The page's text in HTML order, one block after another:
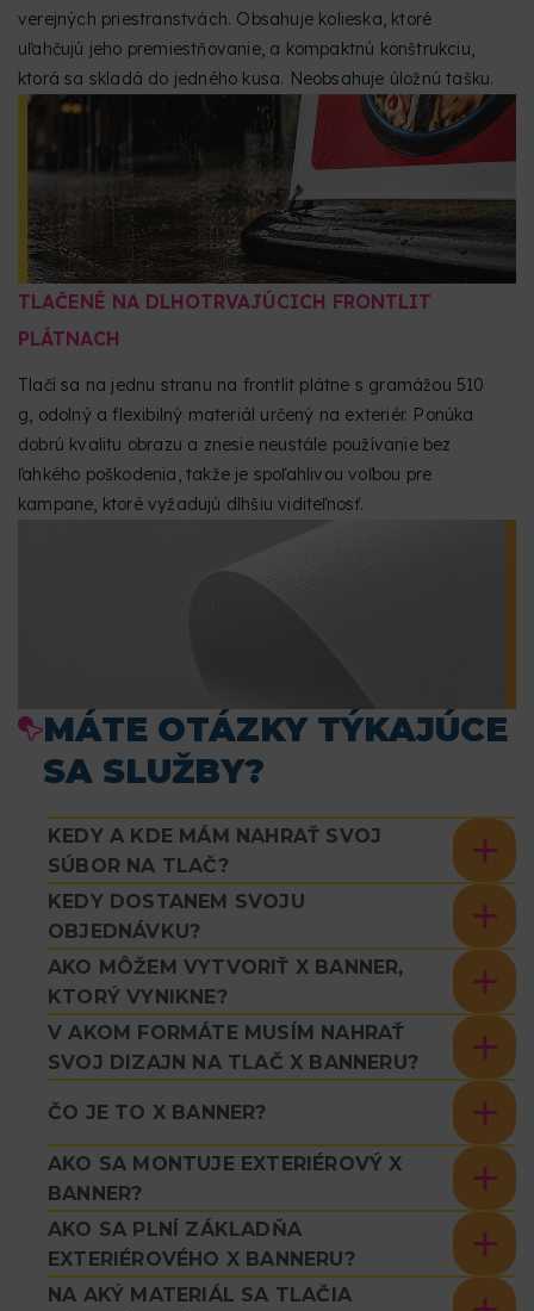
verejných priestranstvách. Obsahuje kolieska, ktoré
uľahčujú jeho premiestňovanie, a kompaktnú konštrukciu,
ktorá sa skladá do jedného kusa. Neobsahuje úložnú tašku.
TLAČENÉ NA DLHOTRVAJÚCICH FRONTLIT
PLÁTNACH
Tlačí sa na jednu stranu na frontlit plátne s gramážou 510
g, odolný a flexibilný materiál určený na exteriér. Ponúka
dobrú kvalitu obrazu a znesie neustále používanie bez
ľahkého poškodenia, takže je spoľahlivou voľbou pre
kampane, ktoré vyžadujú dlhšiu viditeľnosť.
MÁTE OTÁZKY TÝKAJÚCE
SA SLUŽBY?
KEDY A KDE MÁM NAHRAŤ SVOJ
SÚBOR NA TLAČ?
KEDY DOSTANEM SVOJU
OBJEDNÁVKU?
AKO MÔŽEM VYTVORIŤ X BANNER,
KTORÝ VYNIKNE?
V AKOM FORMÁTE MUSÍM NAHRAŤ
SVOJ DIZAJN NA TLAČ X BANNERU?
ČO JE TO X BANNER?
AKO SA MONTUJE EXTERIÉROVÝ X
BANNER?
AKO SA PLNÍ ZÁKLADŇA
EXTERIÉROVÉHO X BANNERU?
NA AKÝ MATERIÁL SA TLAČIA